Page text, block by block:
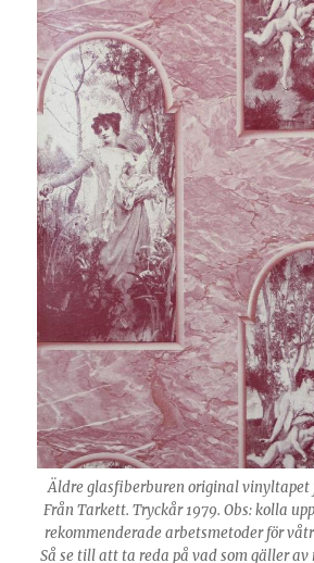
Äldre glasfiberburen original vinyltapet
Från Tarkett. Tryckår 1979. Obs: kolla
rekommenderade arbetsmetoder för
Så se till att ta reda på vad som gäller